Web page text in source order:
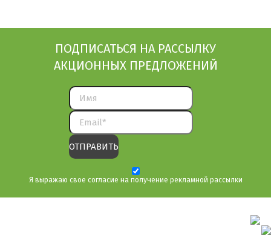
ПОДПИСАТЬСЯ НА РАССЫЛКУ
АКЦИОННЫХ ПРЕДЛОЖЕНИЙ
Я выражаю свое согласие на получение рекламной рассылки